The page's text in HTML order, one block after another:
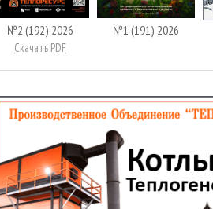
№2 (192) 2026
Скачать PDF
№1 (191) 2026